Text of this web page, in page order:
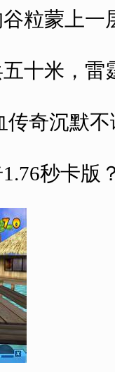
粒蒙上
五十米，
传奇沉默
秒卡版